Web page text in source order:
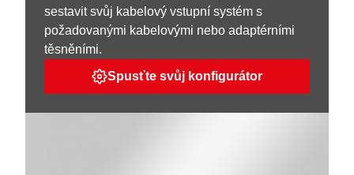
sestavit svůj kabelový vstupní systém s
požadovanými kabelovými nebo adaptérními
těsněními.
Spusťte svůj konfigurátor